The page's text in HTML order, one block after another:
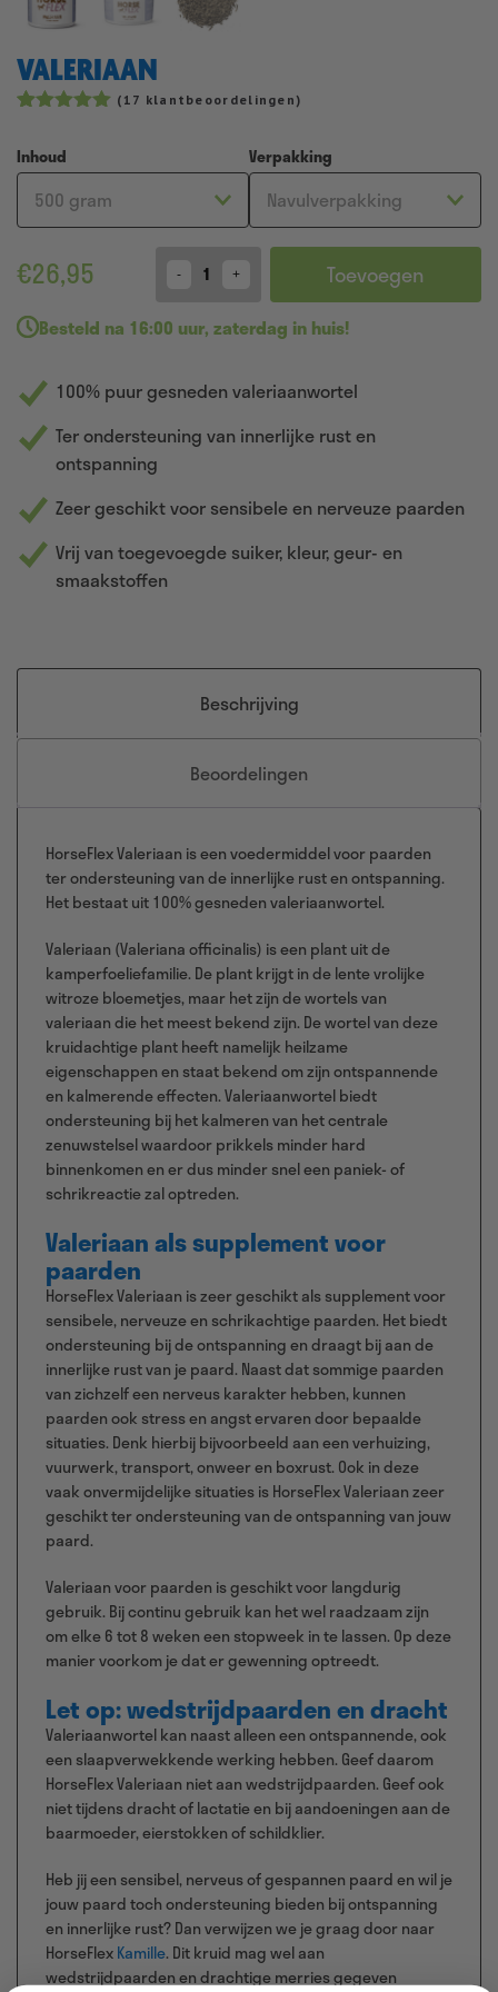
VALERIAAN
gebaseerd
op
klantbeoordelingen
( 17 klantbeoordelingen)
100% puur gesneden valeriaanwortel
Ter ondersteuning van innerlijke rust en
ontspanning
Zeer geschikt voor sensibele en nerveuze paarden
Vrij van toegevoegde suiker, kleur, geur- en
smaakstoffen
Inhoud Verpakking
€26,95 Quantity Toevoegen
Besteld na 16:00 uur, zaterdag in huis!
Beschrijving
Beoordelingen
HorseFlex Valeriaan is een voedermiddel voor paarden
ter ondersteuning van de innerlijke rust en ontspanning.
Het bestaat uit 100% gesneden valeriaanwortel.
Valeriaan (Valeriana officinalis) is een plant uit de
kamperfoeliefamilie. De plant krijgt in de lente vrolijke
witroze bloemetjes, maar het zijn de wortels van
valeriaan die het meest bekend zijn. De wortel van deze
kruidachtige plant heeft namelijk heilzame
eigenschappen en staat bekend om zijn ontspannende
en kalmerende effecten. Valeriaanwortel biedt
ondersteuning bij het kalmeren van het centrale
zenuwstelsel waardoor prikkels minder hard
binnenkomen en er dus minder snel een paniek- of
schrikreactie zal optreden.
Valeriaan als supplement voor
paarden
HorseFlex Valeriaan is zeer geschikt als supplement voor
sensibele, nerveuze en schrikachtige paarden. Het biedt
ondersteuning bij de ontspanning en draagt bij aan de
innerlijke rust van je paard. Naast dat sommige paarden
van zichzelf een nerveus karakter hebben, kunnen
paarden ook stress en angst ervaren door bepaalde
situaties. Denk hierbij bijvoorbeeld aan een verhuizing,
vuurwerk, transport, onweer en boxrust. Ook in deze
vaak onvermijdelijke situaties is HorseFlex Valeriaan zeer
geschikt ter ondersteuning van de ontspanning van jouw
paard.
Valeriaan voor paarden is geschikt voor langdurig
gebruik. Bij continu gebruik kan het wel raadzaam zijn
om elke 6 tot 8 weken een stopweek in te lassen. Op deze
manier voorkom je dat er gewenning optreedt.
Let op: wedstrijdpaarden en dracht
Valeriaanwortel kan naast alleen een ontspannende, ook
een slaapverwekkende werking hebben. Geef daarom
HorseFlex Valeriaan nietaan wedstrijdpaarden. Geef ook
niet tijdens dracht of lactatie en bij aandoeningen aan de
baarmoeder, eierstokken of schildklier.
Heb jij een sensibel, nerveus of gespannen paard en wil je
jouw paard toch ondersteuning bieden bij ontspanning
en innerlijke rust? Dan verwijzen we je graag door naar
HorseFlexKamille. Dit kruid mag wel aan
wedstrijdpaarden en drachtige merries gegeven